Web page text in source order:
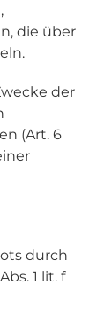
die über
der
(Art. 6
durch
1 lit. f